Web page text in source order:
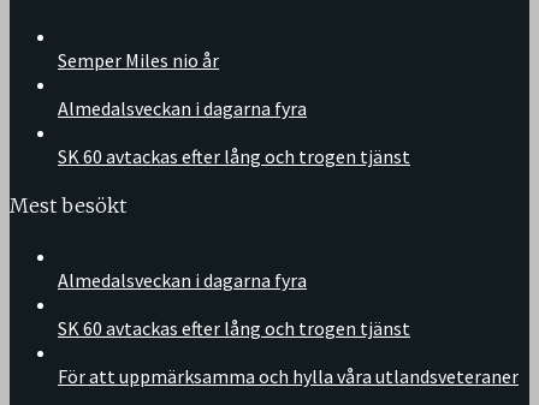
Semper Miles nio år
Almedalsveckan i dagarna fyra
SK 60 avtackas efter lång och trogen tjänst
Mest besökt
Almedalsveckan i dagarna fyra
SK 60 avtackas efter lång och trogen tjänst
För att uppmärksamma och hylla våra utlandsveteraner